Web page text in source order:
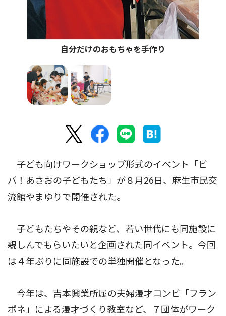
自分だけのおもちゃを手作り
子ども向けワークショップ形式のイベント「ビ
バ！あさおの子どもたち」が８月26日、麻生市民交
流館やまゆりで開催された。
子どもたちやその親など、若い世代にも同施設に
親しんでもらいたいと企画された同イベント。今回
は４年ぶりに同施設での単独開催となった。
今年は、吉本興業所属の夫婦漫才コンビ「フラン
ポネ」による漫才づくり教室など、７団体がワーク